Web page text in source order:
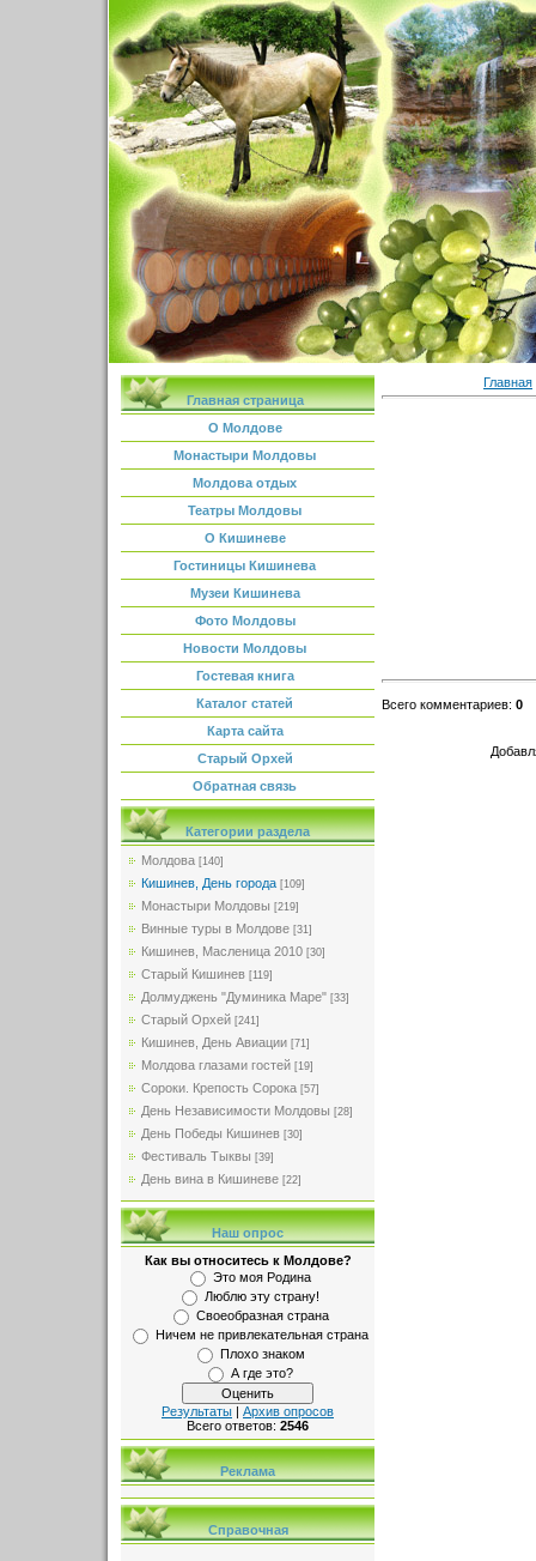
Главная страница
О Молдове
Монастыри Молдовы
Молдова отдых
Театры Молдовы
О Кишиневе
Гостиницы Кишинева
Музеи Кишинева
Фото Молдовы
Новости Молдовы
Гостевая книга
Каталог статей
Карта сайта
Старый Орхей
Обратная связь
Категории раздела
Молдова [140]
Кишинев, День города [109]
Монастыри Молдовы [219]
Винные туры в Молдове [31]
Кишинев, Масленица 2010 [30]
Старый Кишинев [119]
Долмуджень "Думиника Маре" [33]
Старый Орхей [241]
Кишинев, День Авиации [71]
Молдова глазами гостей [19]
Сороки. Крепость Сорока [57]
День Независимости Молдовы [28]
День Победы Кишинев [30]
Фестиваль Тыквы [39]
День вина в Кишиневе [22]
Наш опрос
Как вы относитесь к Молдове?
Это моя Родина
Люблю эту страну!
Своеобразная страна
Ничем не привлекательная страна
Плохо знаком
А где это?
Результаты | Архив опросов
Всего ответов: 2546
Реклама
Справочная
Главная
Всего комментариев: 0